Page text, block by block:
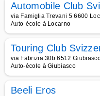
Automobile Club
via Famiglia Trevani 5 6600
Auto-école à Locarno
Touring Club
via Fabrizia 30b 6512
Auto-école à Giubiasco
Beeli Eros